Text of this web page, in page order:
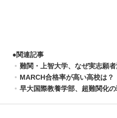
●関連記事
難関・上智大学、なぜ実志願者
MARCH合格率が高い高校は？
早大国際教養学部、超難関化